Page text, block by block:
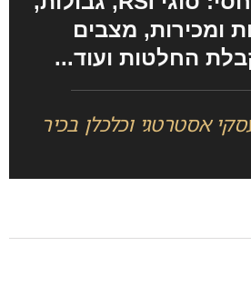
ומכירות, מצבים
החלטות ועוד...
אסטרטגי וכלכלן בכיר